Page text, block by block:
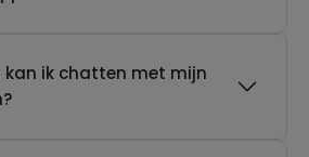
kan ik chatten met mijn